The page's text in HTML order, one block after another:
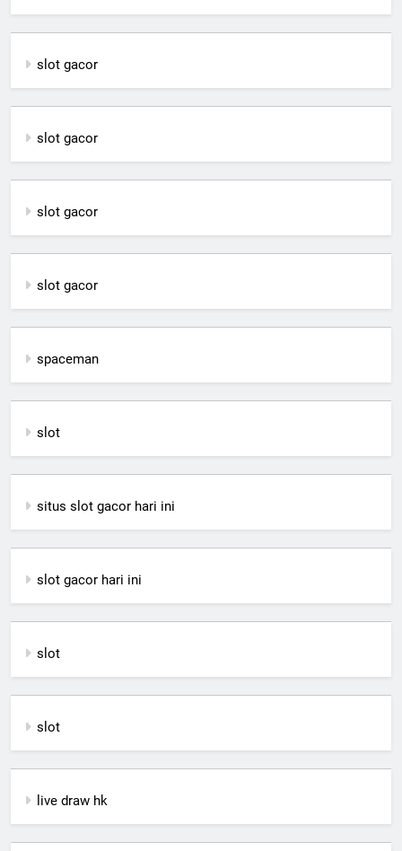
slot gacor
slot gacor
slot gacor
slot gacor
spaceman
slot
situs slot gacor hari ini
slot gacor hari ini
slot
slot
live draw hk